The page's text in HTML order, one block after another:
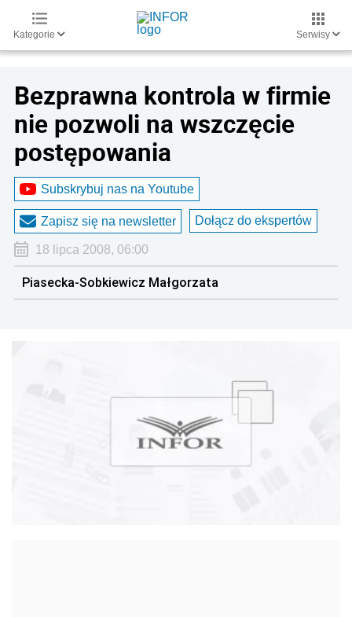
Kategorie Serwisy
Bezprawna kontrola w firmie
nie pozwoli na wszczęcie
postępowania
Subskrybuj nas na Youtube
Zapisz się na newsletter Dołącz do ekspertów
18 lipca 2008, 06:00
Piasecka-Sobkiewicz Małgorzata